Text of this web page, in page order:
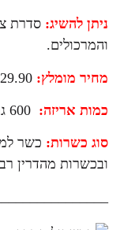
ניתן להשיג:סדרת
והמרכולים.
מחיר מומלץ:29.90 – 32.90 ₪.
כמות אריזה:600 גרם
סוג כשרות: כשר
ובכשרות מהדרין